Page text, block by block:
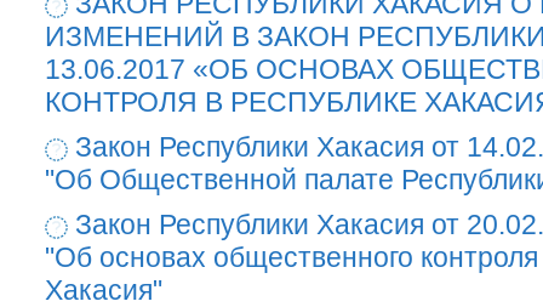
ИЗМЕНЕНИЙ В ЗАКОН
13.06.2017 «ОБ ОСНОВАХ
КОНТРОЛЯ В РЕСПУБЛИКЕ
Закон Республики Хакасия от
"Об Общественной палате
Закон Республики Хакасия от
"Об основах общественного
Хакасия"